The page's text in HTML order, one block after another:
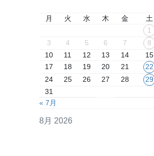
8月 2026
月 火 水 木 金 土
1
3
4 5 6 7 8
10
11 12 13 14 15
17
18 19 20 21 22
24
25 26 27 28 29
31
« 7月